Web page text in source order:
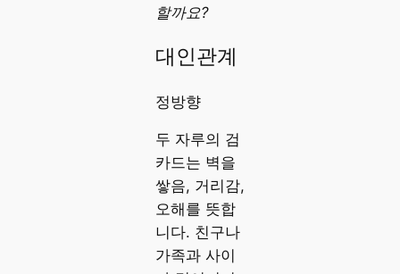
할까요?
대인관계
정방향
두 자루의 검
카드는 벽을
쌓음, 거리감,
오해를 뜻합
니다. 친구나
가족과 사이